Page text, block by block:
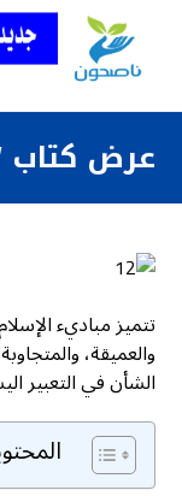
عرض كتاب
تتميز مباديء
والعميقة،
الشأن في التعبير